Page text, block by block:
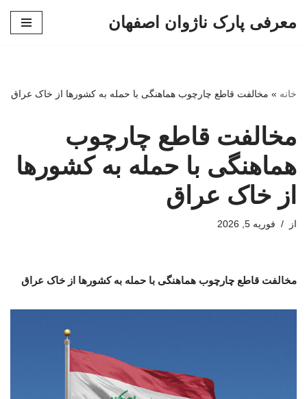
معرفی پارک ناژوان اصفهان
خانه » مخالفت قاطع چارچوب هماهنگی با حمله به کشورها از خاک عراق
مخالفت قاطع چارچوب
هماهنگی با حمله به کشورها
از خاک عراق
از فوریه 5, 2026
مخالفت قاطع چارچوب هماهنگی با حمله به کشورها از خاک عراق